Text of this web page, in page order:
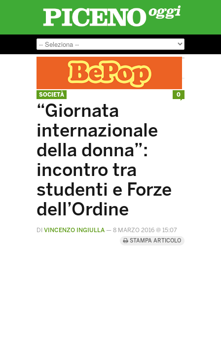
SOCIETÀ
“Giornata
internazionale
della donna”:
incontro tra
studenti e Forze
dell’Ordine
DI VINCENZO INGIULLA — 8 MARZO 2016 @ 15:07
STAMPA ARTICOLO
0